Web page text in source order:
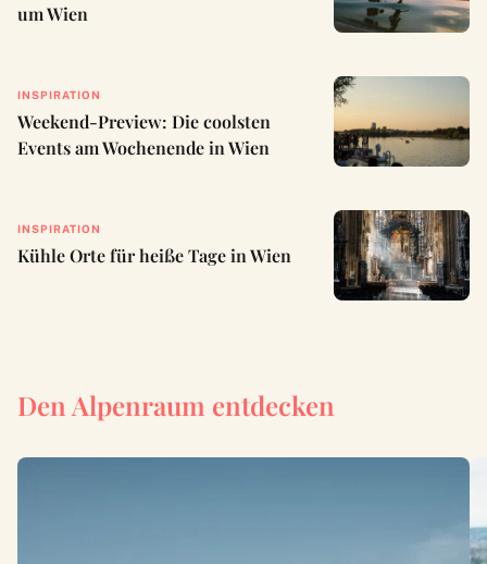
um Wien
INSPIRATION
Weekend-Preview: Die coolsten
Events am Wochenende in Wien
INSPIRATION
Kühle Orte für heiße Tage in Wien
Den Alpenraum entdecken